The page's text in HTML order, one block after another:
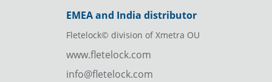
EMEA and India distributor
Fletelock© division of Xmetra OU
www.fletelock.com
info@fletelock.com